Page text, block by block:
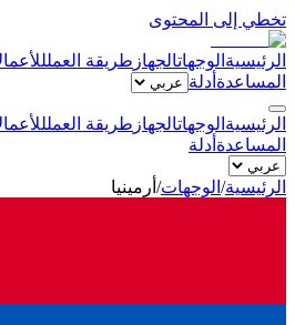
تخطي إلى المحتوى
الرئيسية الوجهاتالجهاز طريقة العمل
المساعدة أدلة
الرئيسية الوجهاتالجهاز طريقة العمل
المساعدة أدلة
الرئيسية/ الوجهات/ أرمينيا